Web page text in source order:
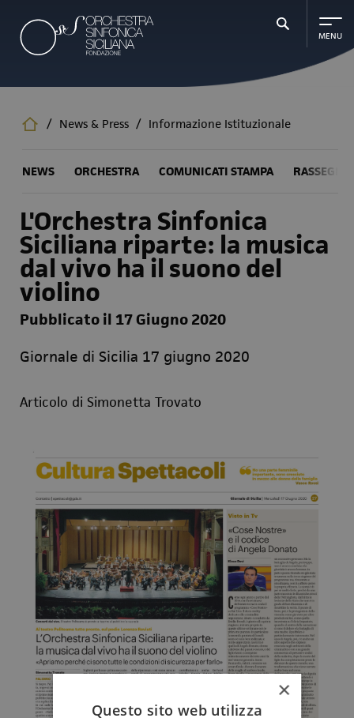
contenuto
principale
/ News & Press / Informazione Istituzionale
NEWS ORCHESTRA COMUNICATI STAMPA
L'Orchestra Sinfonica
Siciliana riparte: la musica
dal vivo ha il suono del
violino
Pubblicato il 17 Giugno 2020
Giornale di Sicilia 17 giugno 2020
Articolo di Simonetta Trovato
×
Questo sito web utilizza